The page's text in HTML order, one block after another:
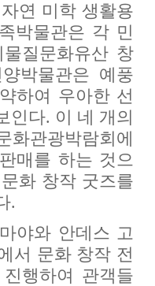
연 미학 생활용
박물관은 각 민
질문화유산 창
박물관은 예풍
하여 우아한 선
인다. 이 네 개의
화관광박람회에
매를 하는 것으
화 창작 굿즈를
.
야와 안데스 고
서 문화 창작 전
행하여 관객들